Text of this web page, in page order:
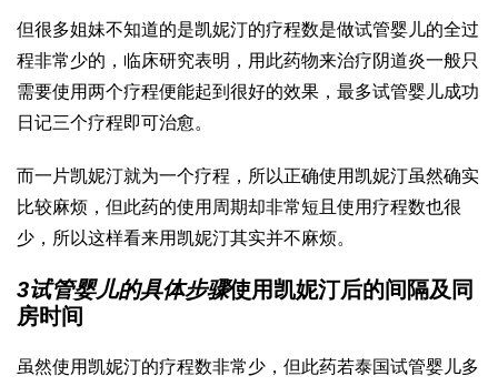
但很多姐妹不知道的是凯妮汀的疗程数是做试管婴儿的全过
程非常少的，临床研究表明，用此药物来治疗阴道炎一般只
需要使用两个疗程便能起到很好的效果，最多试管婴儿成功
日记三个疗程即可治愈。
而一片凯妮汀就为一个疗程，所以正确使用凯妮汀虽然确实
比较麻烦，但此药的使用周期却非常短且使用疗程数也很
少，所以这样看来用凯妮汀其实并不麻烦。
3试管婴儿的具体步骤使用凯妮汀后的间隔及同
房时间
虽然使用凯妮汀的疗程数非常少，但此药若泰国试管婴儿多